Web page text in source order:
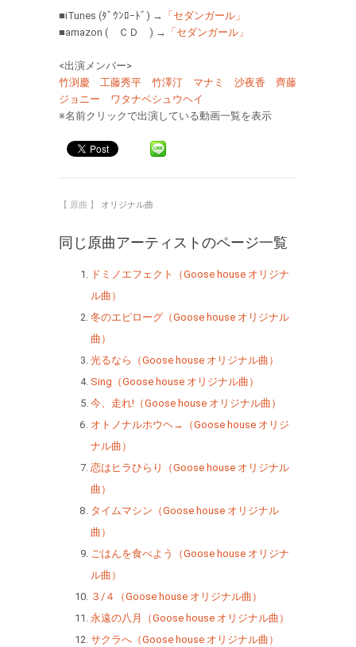
■iTunes (ﾀﾞｳﾝﾛｰﾄﾞ) → 「セダンガール」
■amazon ( ＣＤ ) → 「セダンガール」
<出演メンバー>
竹渕慶
工藤秀平 竹澤汀 マナミ 沙夜香
齊藤
ジョニー
ワタナベシュウヘイ
※名前クリックで出演している動画一覧を表示
【 原曲 】 オリジナル曲
同じ原曲アーティストのページ一覧
ドミノエフェクト（Goose house オリジナ
ル曲）
冬のエピローグ（Goose house オリジナル
曲）
光るなら（Goose house オリジナル曲）
Sing（Goose house オリジナル曲）
今、走れ!（Goose house オリジナル曲）
オトノナルホウヘ→（Goose house オリジ
ナル曲）
恋はヒラひらり（Goose house オリジナル
曲）
タイムマシン（Goose house オリジナル
曲）
ごはんを食べよう（Goose house オリジナ
ル曲）
３/４（Goose house オリジナル曲）
永遠の八月（Goose house オリジナル曲）
サクラへ（Goose house オリジナル曲）